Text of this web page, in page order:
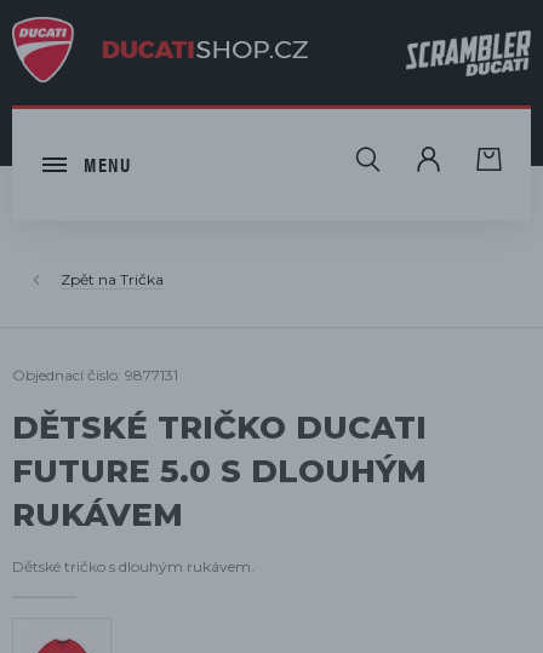
MENU HLEDAT
Trička
Objednací číslo: 9877131
DĚTSKÉ TRIČKO DUCATI
FUTURE 5.0 S DLOUHÝM
RUKÁVEM
Dětské tričko s dlouhým rukávem.